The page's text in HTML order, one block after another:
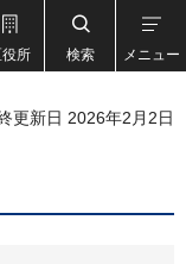
役所 検索 メニュー
更新日 2026年2月2日